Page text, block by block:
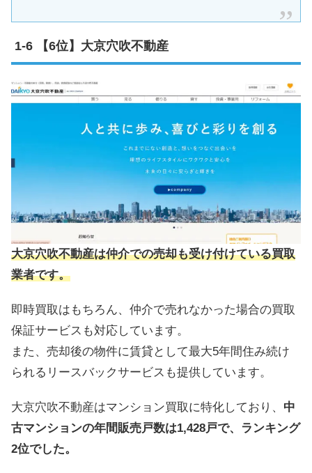
【6位】大京穴吹不動産
大京穴吹不動産は仲介での売却も受け付けている買取
業者です。
即時買取はもちろん、仲介で売れなかった場合の買取
保証サービスも対応しています。
また、売却後の物件に賃貸として最大5年間住み続け
られるリースバックサービスも提供しています。
大京穴吹不動産はマンション買取に特化しており、 中
古マンションの年間販売戸数は1,428戸で、ランキング
2位でした。